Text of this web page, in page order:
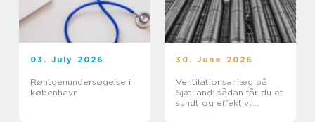
03. July 2026
Røntgenundersøgelse i
københavn
30. June 2026
Ventilationsanlæg på
Sjælland: sådan får du et
sundt og effektivt